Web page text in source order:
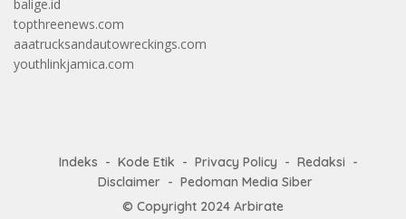
balige.id
topthreenews.com
aaatrucksandautowreckings.com
youthlinkjamica.com
Indeks Kode Etik Privacy Policy
Redaksi
Disclaimer
Pedoman Media Siber
© Copyright 2024 Arbirate